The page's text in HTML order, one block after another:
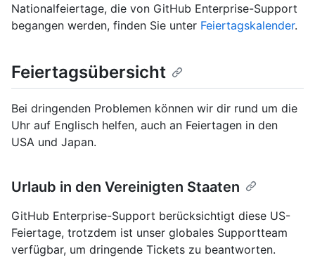
Nationalfeiertage, die von GitHub Enterprise-Support
begangen werden, finden Sie unter Feiertagskalender.
Feiertagsübersicht
Bei dringenden Problemen können wir dir rund um die
Uhr auf Englisch helfen, auch an Feiertagen in den
USA und Japan.
Urlaub in den Vereinigten Staaten
GitHub Enterprise-Support berücksichtigt diese US-
Feiertage, trotzdem ist unser globales Supportteam
verfügbar, um dringende Tickets zu beantworten.